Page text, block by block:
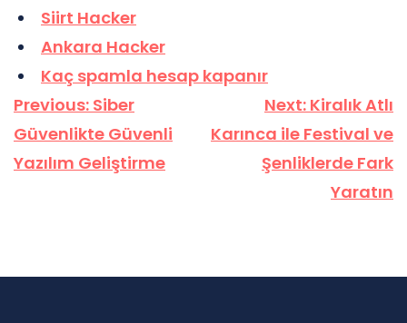
Siirt Hacker
Ankara Hacker
Kaç spamla hesap kapanır
Yazı
gezinmesi
Previous: Siber
Güvenlikte Güvenli
Yazılım Geliştirme
Next: Kiralık Atlı
Karınca ile Festival ve
Şenliklerde Fark
Yaratın